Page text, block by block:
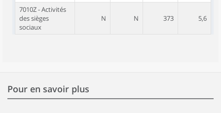
7010Z - Activités
des sièges
sociaux
N N 373 5,6
Pour en savoir plus